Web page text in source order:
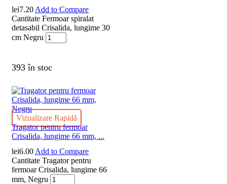
lei7.20 Add to Compare
Cantitate Fermoar spiralat
detasabil Crisalida, lungime 30
cm Negru
393 în stoc
Vizualizare Rapidă
Tragator pentru fermoar
Crisalida, lungime 66 mm, ...
lei6.00 Add to Compare
Cantitate Tragator pentru
fermoar Crisalida, lungime 66
mm, Negru